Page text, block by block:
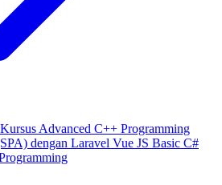
Kursus Advanced C++ Programming
dengan Laravel Vue JS Basic C#